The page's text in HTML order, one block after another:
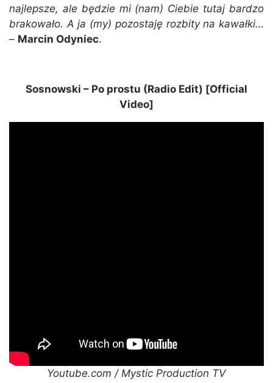
najlepsze, ale będzie mi (nam) Ciebie tutaj bardzo
brakowało. A ja (my) pozostaję rozbity na kawałki…
– Marcin Odyniec.
Sosnowski – Po prostu (Radio Edit) [Official
Video]
Youtube.com / Mystic Production TV